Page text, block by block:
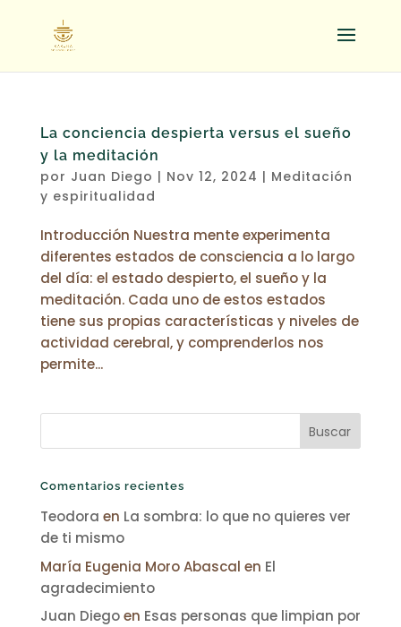
La conciencia despierta versus el sueño
y la meditación
por Juan Diego | Nov 12, 2024 | Meditación
y espiritualidad
Introducción Nuestra mente experimenta
diferentes estados de consciencia a lo largo
del día: el estado despierto, el sueño y la
meditación. Cada uno de estos estados
tiene sus propias características y niveles de
actividad cerebral, y comprenderlos nos
permite...
Comentarios recientes
Teodora en La sombra: lo que no quieres ver
de ti mismo
María Eugenia Moro Abascal en El
agradecimiento
Juan Diegoen Esas personas que limpian por